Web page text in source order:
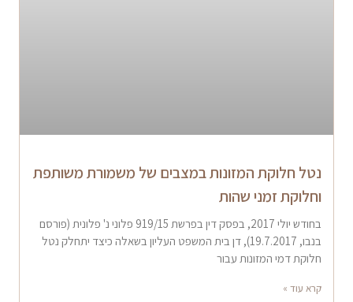
נטל חלוקת המזונות במצבים של משמורת משותפת
וחלוקת זמני שהות
בחודש יולי 2017, בפסק דין בפרשת 919/15 פלוני נ' פלונית (פורסם
בנבו, 19.7.2017), דן בית המשפט העליון בשאלה כיצד יתחלק נטל
חלוקת דמי המזונות עבור
קרא עוד »